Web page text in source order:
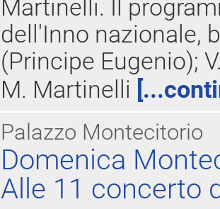
Martinelli. Il
dell'Inno nazionale,
(Principe Eugenio);
M. Martinelli
Palazzo Montecitorio
Domenica
Alle 11 concerto